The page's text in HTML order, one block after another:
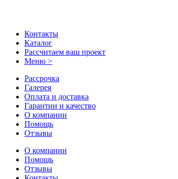
Контакты
Каталог
Рассчитаем ваш проект
Меню >
Рассрочка
Галерея
Оплата и доставка
Гарантии и качество
О компании
Помощь
Отзывы
О компании
Помощь
Отзывы